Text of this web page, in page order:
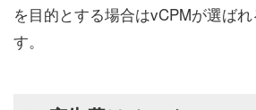
を目的とする場合はvCPMが選ば
す。